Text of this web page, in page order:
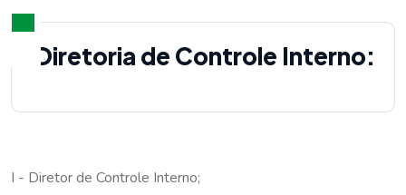
Diretoria de Controle Interno:
I - Diretor de Controle Interno;